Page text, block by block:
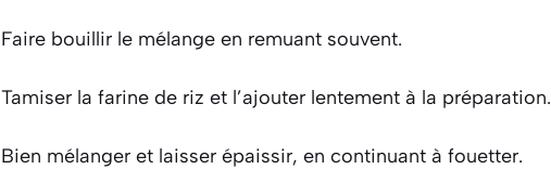
Faire bouillir le mélange en remuant souvent.
Tamiser la farine de riz et l’ajouter lentement à la préparation.
Bien mélanger et laisser épaissir, en continuant à fouetter.